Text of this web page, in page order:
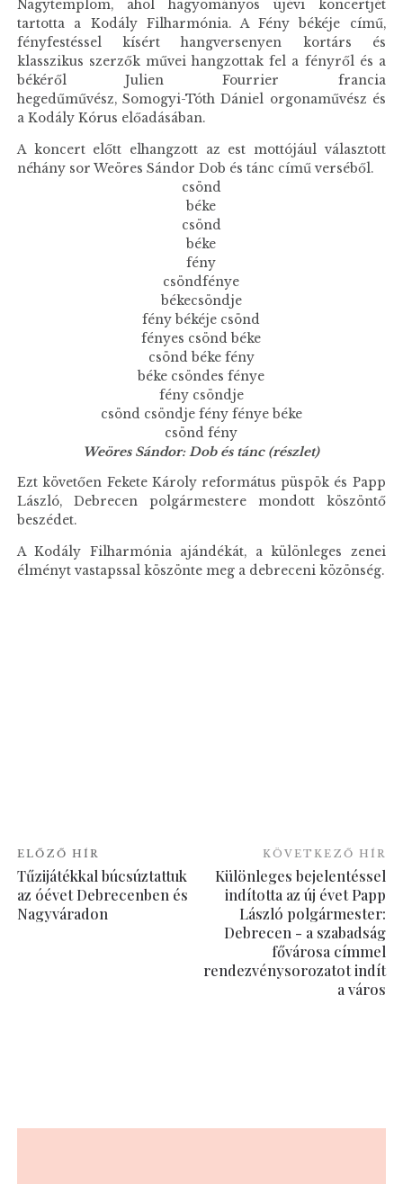
Nagytemplom, ahol hagyományos újévi koncertjét
tartotta a Kodály Filharmónia. A Fény békéje című,
fényfestéssel kísért hangversenyen kortárs és
klasszikus szerzők művei hangzottak fel a fényről és a
békéről Julien Fourrier francia
hegedűművész, Somogyi-Tóth Dániel orgonaművész és
a Kodály Kórus előadásában.
A koncert előtt elhangzott az est mottójául választott
néhány sor Weöres Sándor Dob és tánc című verséből.
csönd
béke
csönd
béke
fény
csöndfénye
békecsöndje
fény békéje csönd
fényes csönd béke
csönd béke fény
béke csöndes fénye
fény csöndje
csönd csöndje fény fénye béke
csönd fény
Weöres Sándor: Dob és tánc (részlet)
Ezt követően Fekete Károly református püspök és Papp
László, Debrecen polgármestere mondott köszöntő
beszédet.
A Kodály Filharmónia ajándékát, a különleges zenei
élményt vastapssal köszönte meg a debreceni közönség.
ELŐZŐ HÍR
Tűzijátékkal búcsúztattuk
az óévet Debrecenben és
Nagyváradon
KÖVETKEZŐ HÍR
Különleges bejelentéssel
indította az új évet Papp
László polgármester:
Debrecen - a szabadság
fővárosa címmel
rendezvénysorozatot indít
a város